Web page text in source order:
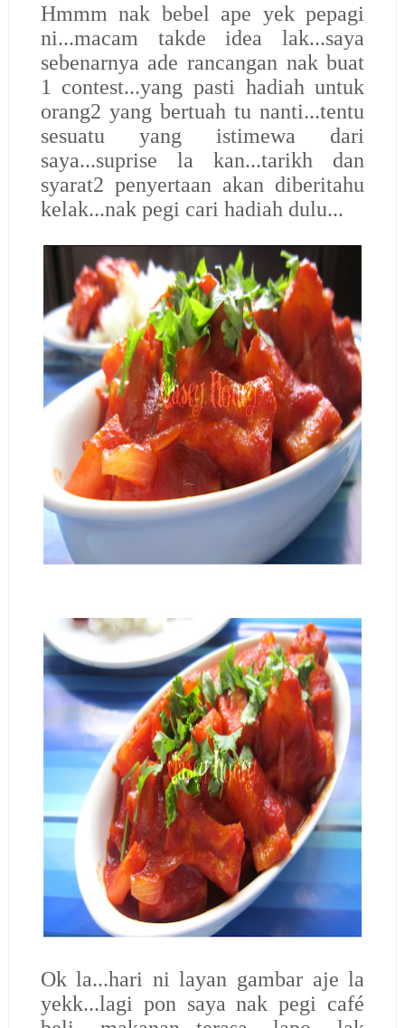
Hmmm nak bebel ape yek pepagi
ni...macam takde idea lak...saya
sebenarnya ade rancangan nak buat
1 contest...yang pasti hadiah untuk
orang2 yang bertuah tu nanti...tentu
sesuatu yang istimewa dari
saya...suprise la kan...tarikh dan
syarat2 penyertaan akan diberitahu
kelak...nak pegi cari hadiah dulu...
Ok la...hari ni layan gambar aje la
yekk...lagi pon saya nak pegi café